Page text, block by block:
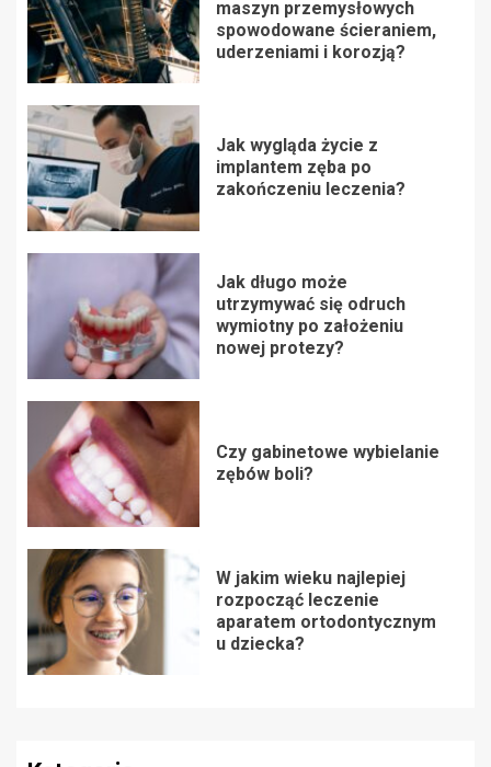
maszyn przemysłowych
spowodowane ścieraniem,
uderzeniami i korozją?
Jak wygląda życie z
implantem zęba po
zakończeniu leczenia?
Jak długo może
utrzymywać się odruch
wymiotny po założeniu
nowej protezy?
Czy gabinetowe wybielanie
zębów boli?
W jakim wieku najlepiej
rozpocząć leczenie
aparatem ortodontycznym
u dziecka?